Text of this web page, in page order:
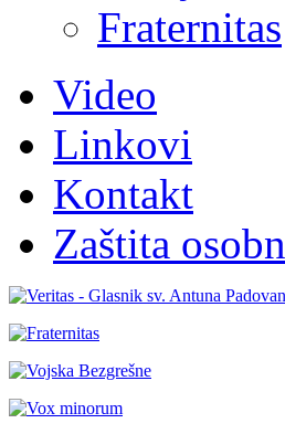
Fraternitas
Video
Linkovi
Kontakt
Zaštita